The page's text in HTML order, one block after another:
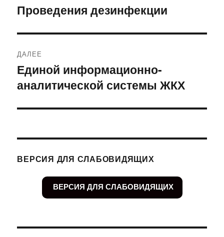
по
Предыдущая
Проведения дезинфекции
ДАЛЕЕ
Следующая
запись:
Единой информационно-
аналитической системы ЖКХ
ВЕРСИЯ ДЛЯ СЛАБОВИДЯЩИХ
ВЕРСИЯ ДЛЯ СЛАБОВИДЯЩИХ